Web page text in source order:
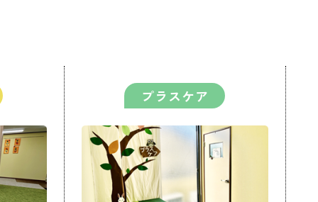
プラスケア